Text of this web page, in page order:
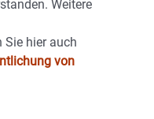
Weitere
Sie hier auch
von